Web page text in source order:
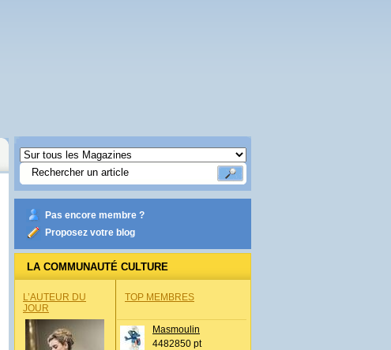
Pas encore membre ?
Proposez votre blog
LA COMMUNAUTÉ CULTURE
L’AUTEUR DU
JOUR
TOP MEMBRES
Masmoulin
4482850 pt